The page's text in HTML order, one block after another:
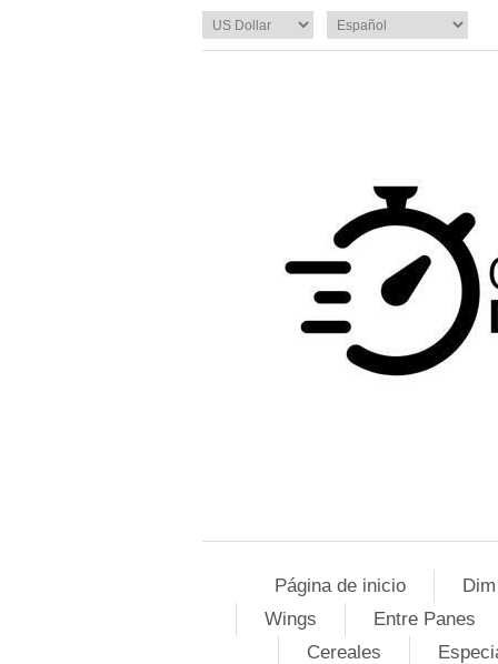
Página de inicio
Wings
Entre Panes
Cereales